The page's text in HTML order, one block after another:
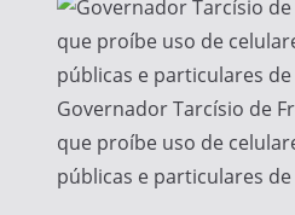
Governador Tarcísio de
que proíbe uso de
públicas e particulares de